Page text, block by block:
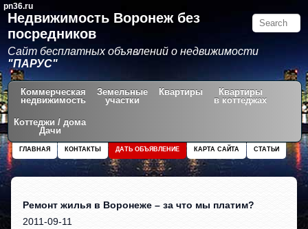
pn36.ru
Недвижимость Воронеж без
посредников
Сайт бесплатных объявлений о недвижимости
"ПАРУС"
Коммерческая
недвижимость
Земельные
участки
Квартиры
Квартиры
в коттеджах
Коттеджи / дома
Дачи
СТАТЬИ
КАРТА САЙТА
ДАТЬ ОБЪЯВЛЕНИЕ
КОНТАКТЫ
ГЛАВНАЯ
Ремонт жилья в Воронеже – за что мы платим?
2011-09-11